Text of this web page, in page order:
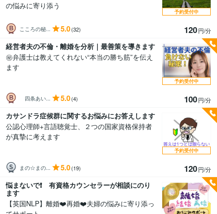
の悩みに寄り添う
こころの秘... 5.0(32) 120円/分
予約受付中
経営者夫の不倫・離婚を分析｜最善策を導きます
㊙️弁護士は教えてくれない“本当の勝ち筋”を伝え
ます
四条あい... 5.0(4) 100円/分
予約受付中
カサンドラ症候群に関するお悩みにお答えします
公認心理師+言語聴覚士、２つの国家資格保持者
が真摯に考えます
まの☆まの... 5.0(19) 120円/分
予約受付中
悩まないで❗ 有資格カウンセラーが相談にのり
ます
【英国NLP】離婚❤️再婚❤️夫婦の悩みに寄り添っ